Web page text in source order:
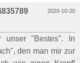
2020-10-20
"Bestes". In
den man mir zur